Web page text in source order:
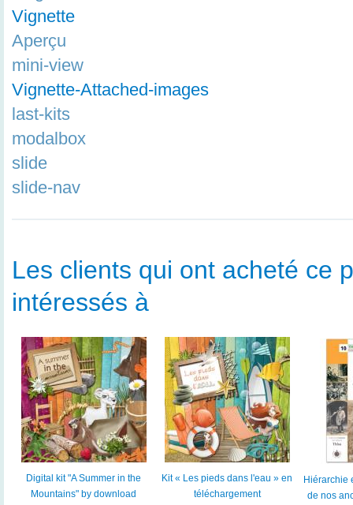
Vignette
Aperçu
mini-view
Vignette-Attached-images
last-kits
modalbox
slide
slide-nav
Les clients qui ont acheté ce
intéressés à
Digital kit "A Summer in the
Mountains" by download
Kit « Les pieds dans l'eau » en
téléchargement
Hiérarchie
de nos